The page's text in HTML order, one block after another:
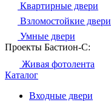
Квартирные двери
Взломостойкие двери
Умные двери
Проекты Бастион-С:
Живая фотолента
Каталог
Входные двери